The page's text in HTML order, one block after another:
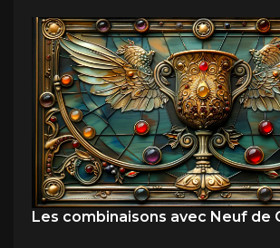
Les combinaisons avec Neuf de